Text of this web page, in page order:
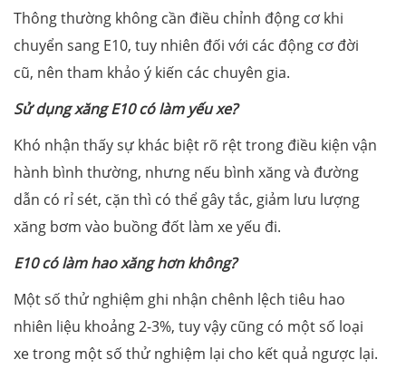
Thông thường không cần điều chỉnh động cơ khi
chuyển sang E10, tuy nhiên đối với các động cơ đời
cũ, nên tham khảo ý kiến các chuyên gia.
Sử dụng xăng E10 có làm yếu xe?
Khó nhận thấy sự khác biệt rõ rệt trong điều kiện vận
hành bình thường, nhưng nếu bình xăng và đường
dẫn có rỉ sét, cặn thì có thể gây tắc, giảm lưu lượng
xăng bơm vào buồng đốt làm xe yếu đi.
E10 có làm hao xăng hơn không?
Một số thử nghiệm ghi nhận chênh lệch tiêu hao
nhiên liệu khoảng 2-3%, tuy vậy cũng có một số loại
xe trong một số thử nghiệm lại cho kết quả ngược lại.